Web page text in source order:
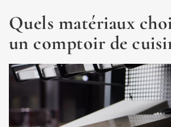
Quels matériaux
un comptoir de